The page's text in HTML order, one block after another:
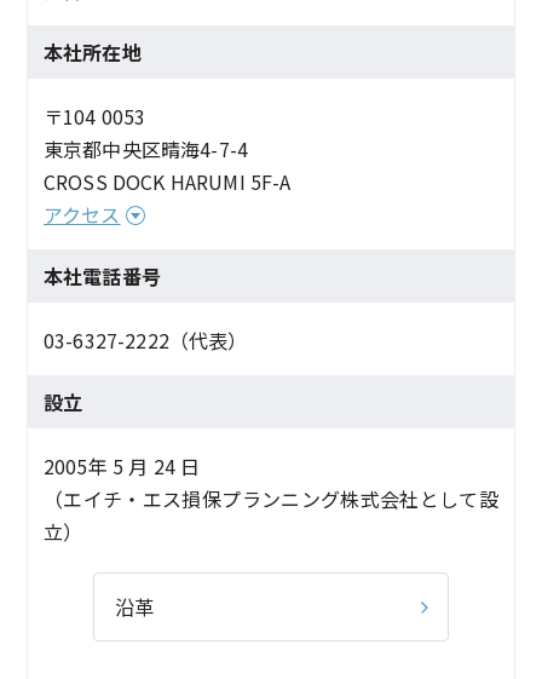
本社所在地
〒104 0053
東京都中央区晴海4-7-4
CROSS DOCK HARUMI 5F-A
アクセス
本社電話番号
03-6327-2222（代表）
設立
2005年 5 月 24 日
（エイチ・エス損保プランニング株式会社として設
立）
沿革